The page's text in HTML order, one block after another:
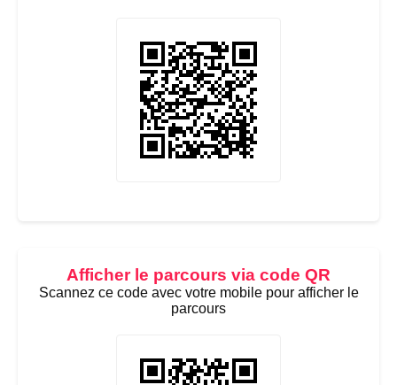
Afficher le parcours via code QR
Scannez ce code avec votre mobile pour afficher le
parcours